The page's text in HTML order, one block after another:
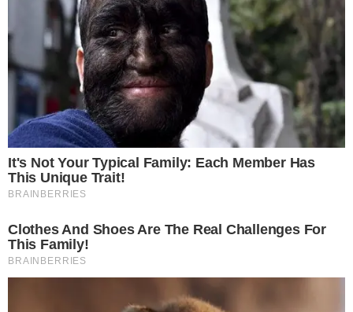
สิ่งสำคัญที่สุดนั่นก็คือ การเลือกมะระ เราจะเลือกลูกที่สีเขียวอ่อน รู
ปร่างไ ม่ ง อ จับดูเ นื้ อแล้วไม่แ ข็ ง เพราะหากมะระมีสีเหลืองส้ม
คือ มะระแก่รสชาติจะขมเอามากๆ แต่ถ้าเป็นสีเขียวจัด คือ มะระที่ยัง
อ่อนรสชาติจะไม่ค่อยอร่อยเท่าที่ควร
2 ใช้เกลือลด ค ว า ม ข ม
เมื่อคุณทำการ หั่ น มะระเป็นชิ้นๆตามต้องการ ให้ค ว้ า น ไ ส้ในออก
ด้วย จากนั้นเอาไปคลุกเคล้าเกลือด้วยอัตราส่วน มะระ 1 ลูกใช้เกลือ
2 ช้อนโต๊ะ เคล้าให้ทั่ว แล้วทิ้งไว้ 15 นาที จากนั้นนำมาล้างออกด้วย
3 น้ำเกลือ